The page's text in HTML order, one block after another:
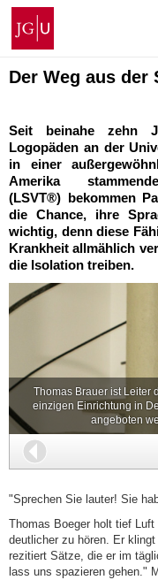
Zum
Inhalt
springen
Johannes
Gutenberg-
Universität
Mainz
Der Weg aus der
Seit beinahe zehn
Logopäden an der
in einer
Amerika
(LSVT®) bekommen
die Chance, ihre
wichtig, denn diese
Krankheit allmählich
die Isolation treiben.
Thomas Brauer ist Leiter
einzigen Einrichtung in
angeboten
Zurück
"Sprechen Sie lauter! Sie
Thomas Boeger holt tief
deutlicher zu hören. Er
rezitiert Sätze, die er im
lass uns spazieren gehen."